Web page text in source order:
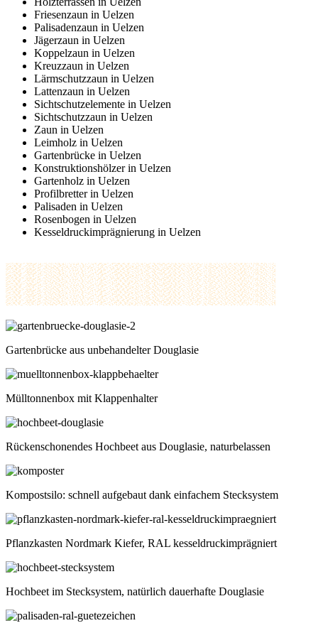
Friesenzaun in Uelzen
Palisadenzaun in Uelzen
Jägerzaun in Uelzen
Koppelzaun in Uelzen
Kreuzzaun in Uelzen
Lärmschutzzaun in Uelzen
Lattenzaun in Uelzen
Sichtschutzelemente in Uelzen
Sichtschutzzaun in Uelzen
Zaun in Uelzen
Leimholz in Uelzen
Gartenbrücke in Uelzen
Konstruktionshölzer in Uelzen
Gartenholz in Uelzen
Profilbretter in Uelzen
Palisaden in Uelzen
Rosenbogen in Uelzen
Kesseldruckimprägnierung in Uelzen
Gartenbrücke aus unbehandelter Douglasie
Mülltonnenbox mit Klappenhalter
Rückenschonendes Hochbeet aus Douglasie, naturbelassen
Kompostsilo: schnell aufgebaut dank einfachem Stecksystem
Pflanzkasten Nordmark Kiefer, RAL kesseldruckimprägniert
Hochbeet im Stecksystem, natürlich dauerhafte Douglasie